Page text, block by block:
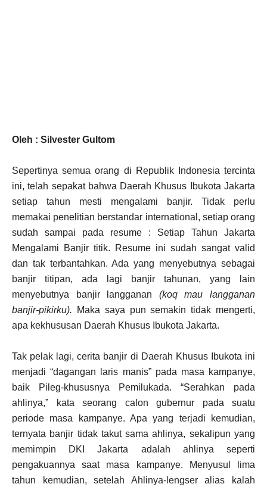
Oleh : Silvester Gultom
Sepertinya semua orang di Republik Indonesia tercinta
ini, telah sepakat bahwa Daerah Khusus Ibukota Jakarta
setiap tahun mesti mengalami banjir. Tidak perlu
memakai penelitian berstandar international, setiap orang
sudah sampai pada resume : Setiap Tahun Jakarta
Mengalami Banjir titik. Resume ini sudah sangat valid
dan tak terbantahkan. Ada yang menyebutnya sebagai
banjir titipan, ada lagi banjir tahunan, yang lain
menyebutnya banjir langganan (koq mau langganan
banjir-pikirku). Maka saya pun semakin tidak mengerti,
apa kekhususan Daerah Khusus Ibukota Jakarta.
Tak pelak lagi, cerita banjir di Daerah Khusus Ibukota ini
menjadi “dagangan laris manis” pada masa kampanye,
baik Pileg-khususnya Pemilukada. “Serahkan pada
ahlinya,” kata seorang calon gubernur pada suatu
periode masa kampanye. Apa yang terjadi kemudian,
ternyata banjir tidak takut sama ahlinya, sekalipun yang
memimpin DKI Jakarta adalah ahlinya seperti
pengakuannya saat masa kampanye. Menyusul lima
tahun kemudian, setelah Ahlinya-lengser alias kalah